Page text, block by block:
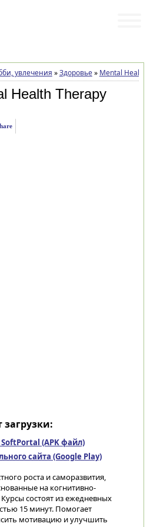
увлечения »Здоровье» Mental Health
Health Therapy
(APK файл)
сайта (Google Play)
роста и саморазвития,
на когнитивно-
состоят из ежедневных
15 минут. Помогает
мотивацию и улучшить